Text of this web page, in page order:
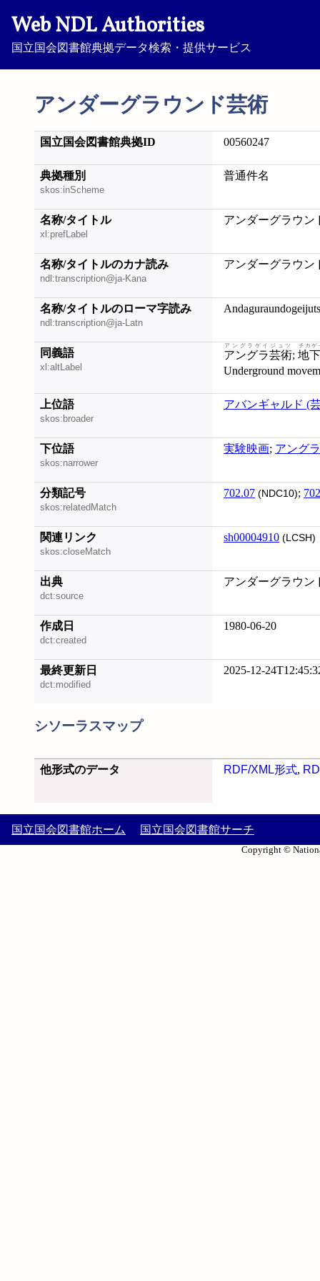
Web NDL Authorities
国立国会図書館典拠データ検索・提供サービス
アンダーグラウンド芸術
国立国会図書館典拠ID 00560247
典拠種別
skos:inScheme
普通件名
名称/タイトル
xl:prefLabel
アンダーグラウン
名称/タイトルのカナ読み
ndl:transcription@ja-Kana
アンダーグラウン
名称/タイトルのローマ字読み
ndl:transcription@ja-Latn
同義語
xl:altLabel
アングラ芸術
アングラゲイジュツ
; 地
チカゲ
Underground
上位語
skos:broader
アバンギャルド (
下位語
skos:narrower
実験映画; アング
分類記号
skos:relatedMatch
702.07 (NDC10);
関連リンク
skos:closeMatch
sh00004910 (LCSH)
出典
dct:source
アンダーグラウン
作成日
dct:created
1980-06-20
最終更新日
dct:modified
2025-12-
シソーラスマップ
他形式のデータ RDF/XML形式,
国立国会図書館ホーム 国立国会図書館サーチ
Copyright ©